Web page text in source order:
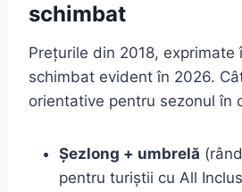
schimbat
Prețurile din 2018, exprimate
schimbat evident în 2026.
orientative pentru sezonul în
Șezlong + umbrelă
pentru turiștii cu All